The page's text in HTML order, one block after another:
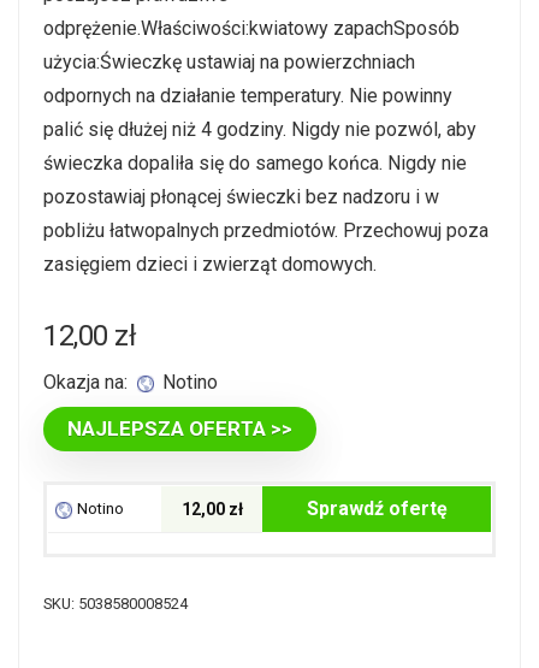
odprężenie.Właściwości:kwiatowy zapachSposób
użycia:Świeczkę ustawiaj na powierzchniach
odpornych na działanie temperatury. Nie powinny
palić się dłużej niż 4 godziny. Nigdy nie pozwól, aby
świeczka dopaliła się do samego końca. Nigdy nie
pozostawiaj płonącej świeczki bez nadzoru i w
pobliżu łatwopalnych przedmiotów. Przechowuj poza
zasięgiem dzieci i zwierząt domowych.
12,00 zł
Okazja na: Notino
NAJLEPSZA OFERTA >>
Notino 12,00 zł Sprawdź ofertę
SKU: 5038580008524